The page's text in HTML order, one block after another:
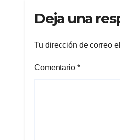
Deja una
Tu dirección de correo
Comentario *